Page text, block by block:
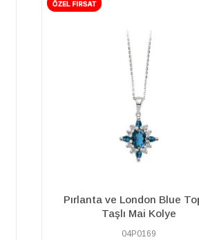
Pırlanta ve Oval Mavi Topaz
Kolye
17P0013